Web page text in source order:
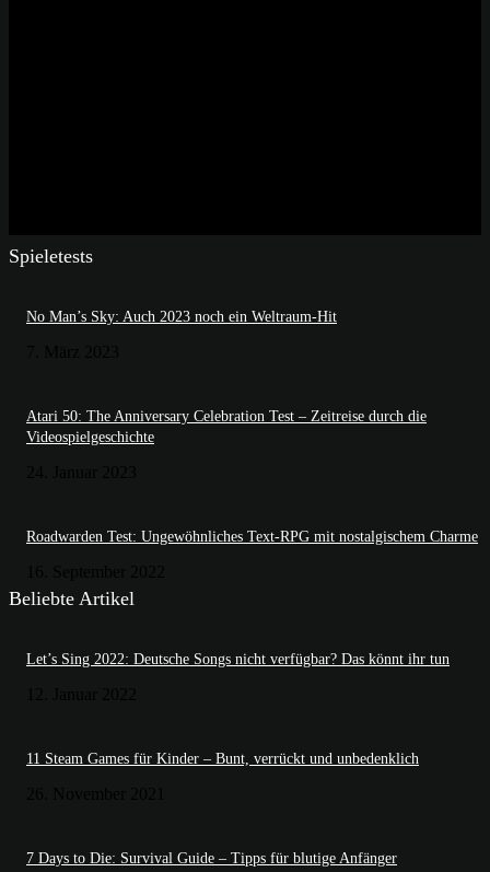
Spieletests
No Man’s Sky: Auch 2023 noch ein Weltraum-Hit
Atari 50: The Anniversary Celebration Test – Zeitreise durch die
Videospielgeschichte
Roadwarden Test: Ungewöhnliches Text-RPG mit nostalgischem Charme
Beliebte Artikel
Let’s Sing 2022: Deutsche Songs nicht verfügbar? Das könnt ihr tun
11 Steam Games für Kinder – Bunt, verrückt und unbedenklich
7 Days to Die: Survival Guide – Tipps für blutige Anfänger